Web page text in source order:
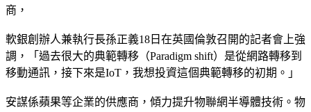
商，
軟銀創辦人兼執行長孫正義18日在英國倫敦召開的記者會上強
調，「過去很大的典範轉移（Paradigm shift）是從網路轉移到
移動通訊，接下來是IoT，我想投資這個典範轉移的初期。」
安謀係蘋果等企業的供應商，傾力提升物聯網半導體技術。物